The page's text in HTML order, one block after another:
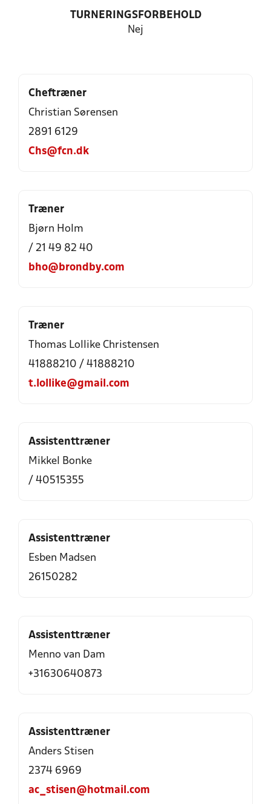
TURNERINGSFORBEHOLD
Nej
Cheftræner
Christian Sørensen
2891 6129
Chs@fcn.dk
Træner
Bjørn Holm
/ 21 49 82 40
bho@brondby.com
Træner
Thomas Lollike Christensen
41888210 / 41888210
t.lollike@gmail.com
Assistenttræner
Mikkel Bonke
/ 40515355
Assistenttræner
Esben Madsen
26150282
Assistenttræner
Menno van Dam
+31630640873
Assistenttræner
Anders Stisen
2374 6969
ac_stisen@hotmail.com